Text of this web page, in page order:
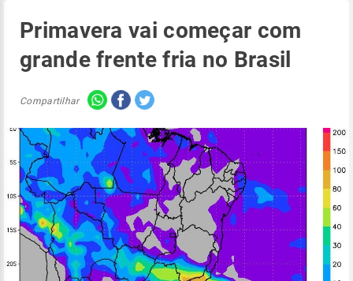
Primavera vai começar com
grande frente fria no Brasil
Compartilhar